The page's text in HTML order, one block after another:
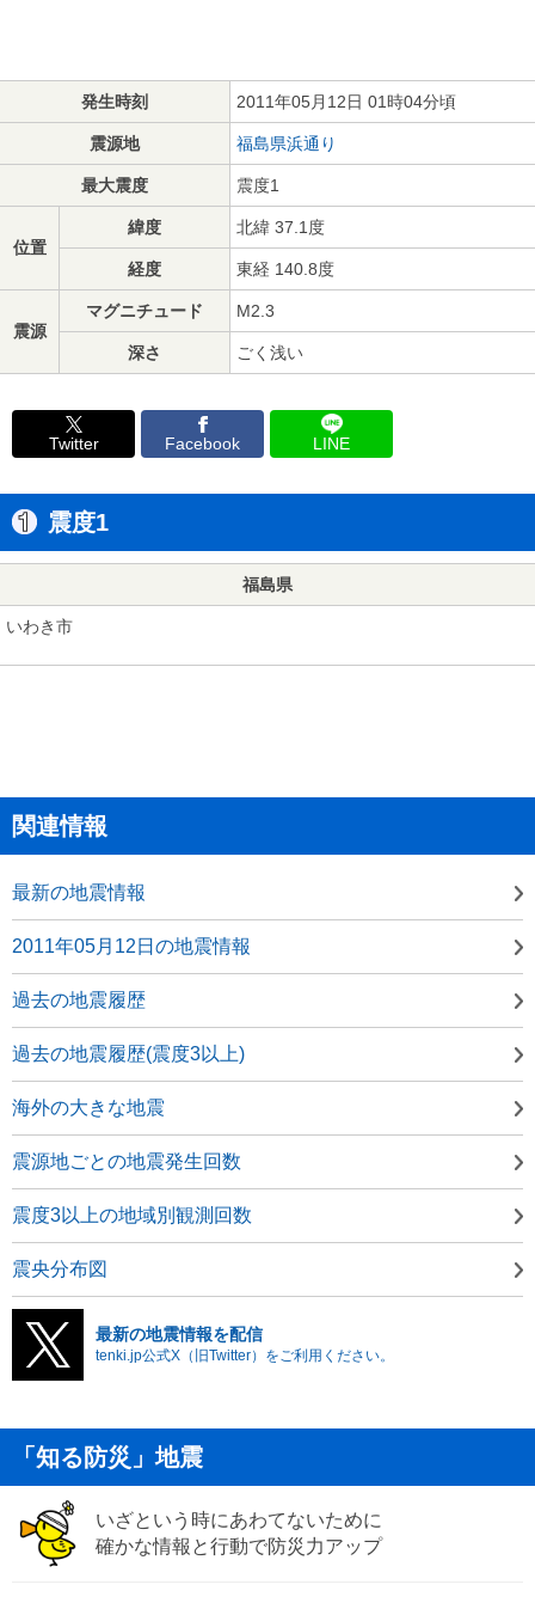
発生時刻 2011年05月12日 01時04分頃
震源地 福島県浜通り
最大震度 震度1
位置
緯度 北緯 37.1度
経度 東経 140.8度
震源
マグニチュード M2.3
深さ ごく浅い
Twitter Facebook LINE
震度1
福島県
いわき市
関連情報
最新の地震情報
2011年05月12日の地震情報
過去の地震履歴
過去の地震履歴(震度3以上)
海外の大きな地震
震源地ごとの地震発生回数
震度3以上の地域別観測回数
震央分布図
最新の地震情報を配信
tenki.jp公式X（旧Twitter）をご利用ください。
「知る防災」地震
いざという時にあわてないために
確かな情報と行動で防災力アップ